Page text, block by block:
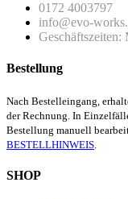
0172 4003797
info@evo-
Bestellung
Nach Bestelleingang,
der Rechnung. In
Bestellung manuell
BESTELLHINWEIS
SHOP